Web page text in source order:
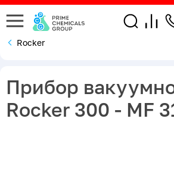
Rocker
Прибор
Rocker 300 - MF